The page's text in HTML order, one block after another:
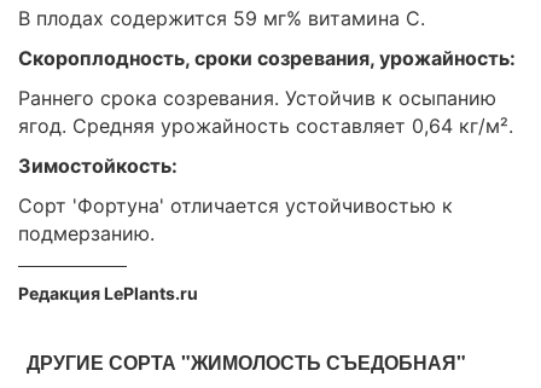
В плодах содержится 59 мг% витамина С.
Скороплодность, сроки созревания, урожайность:
Раннего срока созревания. Устойчив к осыпанию
ягод. Средняя урожайность составляет 0,64 кг/м².
Зимостойкость:
Сорт 'Фортуна' отличается устойчивостью к
подмерзанию.
Редакция LePlants.ru
ДРУГИЕ СОРТА "ЖИМОЛОСТЬ СЪЕДОБНАЯ"